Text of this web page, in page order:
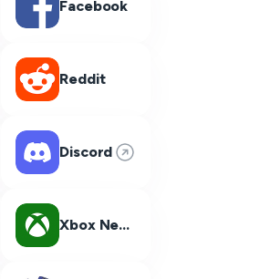
Facebook
Reddit
Discord
Xbox Network